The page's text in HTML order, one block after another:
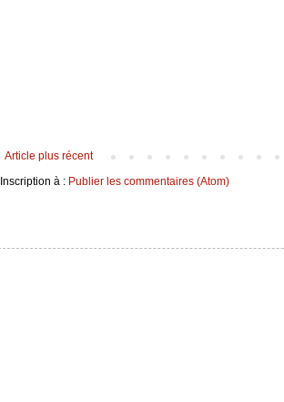
Article plus récent
Inscription à : Publier les commentaires (Atom)